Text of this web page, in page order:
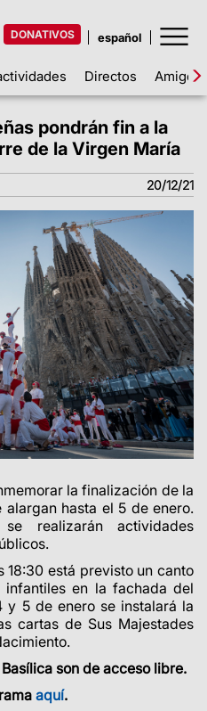
DONATIVOS
Directos Amigos
pondrán fin a la
de la Virgen María
20/12/21
la finalización de la
hasta el 5 de enero.
realizarán actividades
18:30 está previsto un canto
en la fachada del
y 5 de enero se instalará la
cartas de Sus Majestades
son de acceso libre.
aquí.